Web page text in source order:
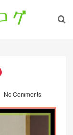
No Comments